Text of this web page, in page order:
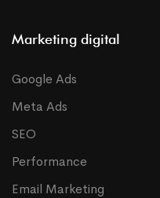
Marketing digital
Google Ads
Meta Ads
SEO
Performance
Email Marketing